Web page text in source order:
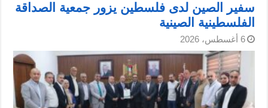
سفير الصين لدى فلسطين يزور جمعية الصداقة
الفلسطينية الصينية
6 أغسطس، 2026